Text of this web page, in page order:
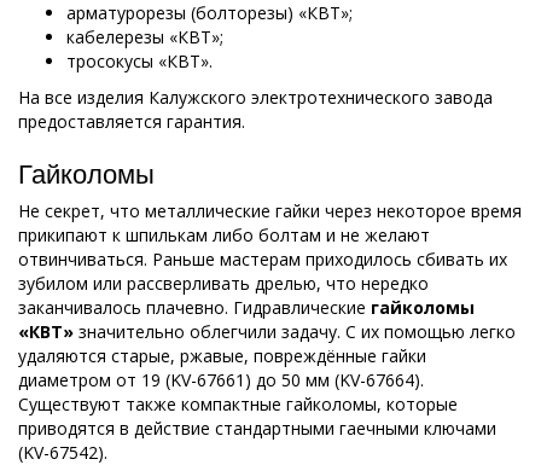
арматурорезы (болторезы) «КВТ»;
кабелерезы «КВТ»;
тросокусы «КВТ».
На все изделия Калужского электротехнического завода
предоставляется гарантия.
Гайколомы
Не секрет, что металлические гайки через некоторое время
прикипают к шпилькам либо болтам и не желают
отвинчиваться. Раньше мастерам приходилось сбивать их
зубилом или рассверливать дрелью, что нередко
заканчивалось плачевно. Гидравлические гайколомы
«КВТ» значительно облегчили задачу. С их помощью легко
удаляются старые, ржавые, повреждённые гайки
диаметром от 19 (KV-67661) до 50 мм (KV-67664).
Существуют также компактные гайколомы, которые
приводятся в действие стандартными гаечными ключами
(KV-67542).